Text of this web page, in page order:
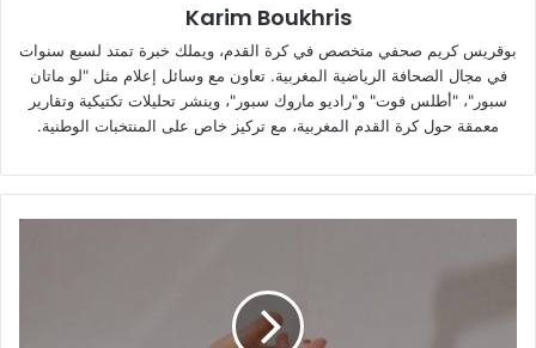
Karim Boukhris
بوقريس كريم صحفي متخصص في كرة القدم، ويملك خبرة تمتد لسبع سنوات
في مجال الصحافة الرياضية المغربية. تعاون مع وسائل إعلام مثل "لو ماتان
سبور"، "أطلس فوت" و"راديو ماروك سبور"، وينشر تحليلات تكتيكية وتقارير
معمقة حول كرة القدم المغربية، مع تركيز خاص على المنتخبات الوطنية.